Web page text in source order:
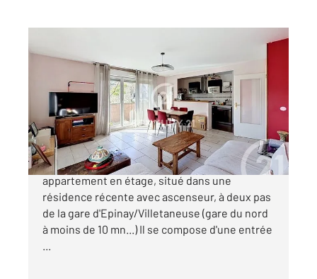
59,31 m , 3 pièces
Appartement F3 à vendre
229 000 €
CENTURY 21 LE DOMAINE Vous présente un
appartement en étage, situé dans une
résidence récente avec ascenseur, à deux pas
de la gare d'Epinay/Villetaneuse (gare du nord
à moins de 10 mn...) Il se compose d'une entrée
...